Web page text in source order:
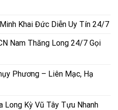
Khai Đức Diễn Uy Tín 24/7
Nam Thăng Long 24/7 Gọi
Phương – Liên Mạc, Hạ
Long Kỳ Vũ Tây Tựu Nhanh